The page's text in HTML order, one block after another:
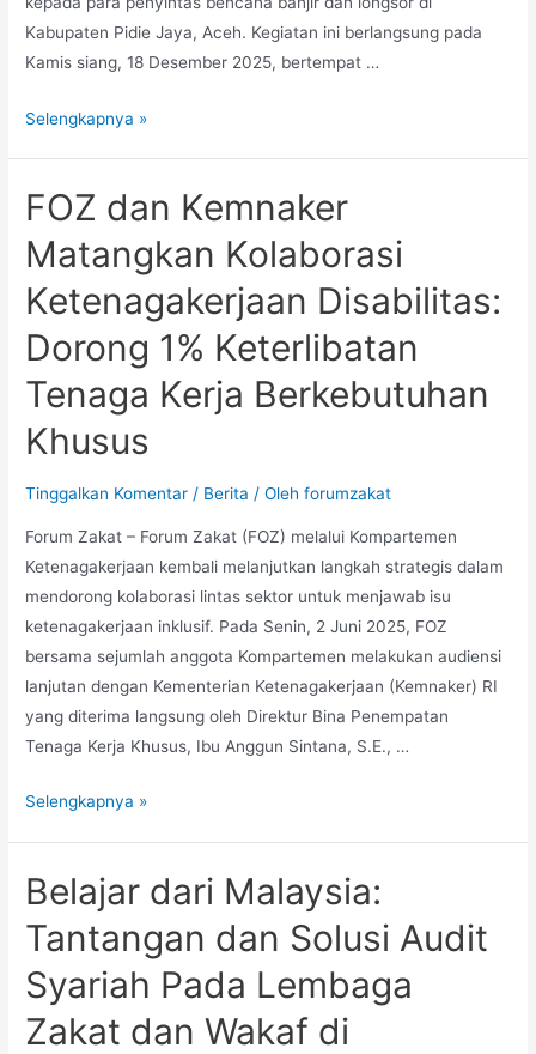
Kabupaten Pidie Jaya, Aceh. Kegiatan ini berlangsung pada
Kamis siang, 18 Desember 2025, bertempat …
Selengkapnya »
FOZ dan Kemnaker
Matangkan Kolaborasi
Ketenagakerjaan Disabilitas:
Dorong 1% Keterlibatan
Tenaga Kerja Berkebutuhan
Khusus
Tinggalkan Komentar / Berita / Olehforumzakat
Forum Zakat – Forum Zakat (FOZ) melalui Kompartemen
Ketenagakerjaan kembali melanjutkan langkah strategis dalam
mendorong kolaborasi lintas sektor untuk menjawab isu
ketenagakerjaan inklusif. Pada Senin, 2 Juni 2025, FOZ
bersama sejumlah anggota Kompartemen melakukan audiensi
lanjutan dengan Kementerian Ketenagakerjaan (Kemnaker) RI
yang diterima langsung oleh Direktur Bina Penempatan
Tenaga Kerja Khusus, Ibu Anggun Sintana, S.E., …
Selengkapnya »
Belajar dari Malaysia:
Tantangan dan Solusi Audit
Syariah Pada Lembaga
Zakat dan Wakaf di